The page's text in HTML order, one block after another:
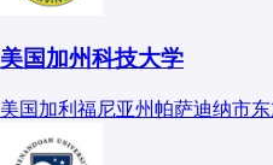
美国加州科技大学
美国加利福尼亚州帕萨迪纳市